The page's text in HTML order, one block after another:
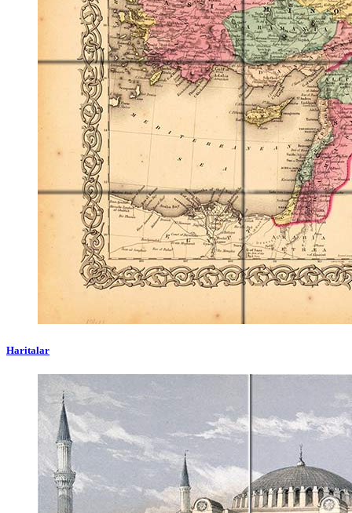
Haritalar